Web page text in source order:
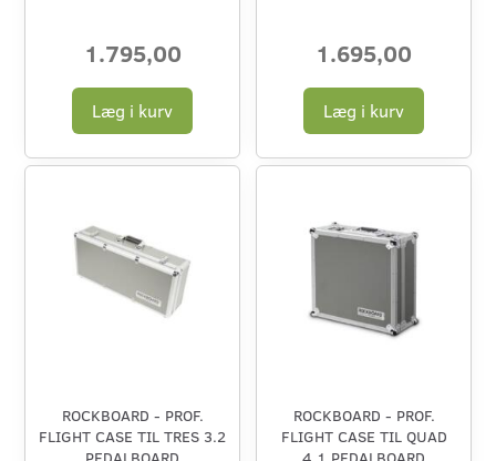
1.795,00
Læg i kurv
1.695,00
Læg i kurv
ROCKBOARD - PROF.
FLIGHT CASE TIL TRES 3.2
PEDALBOARD
ROCKBOARD - PROF.
FLIGHT CASE TIL QUAD
4.1 PEDALBOARD